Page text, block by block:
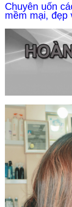
Chuyên uốn
mềm mại, đẹp